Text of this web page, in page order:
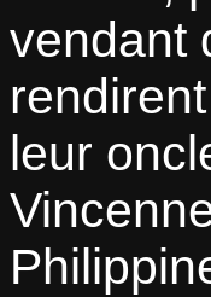
vendant
leur